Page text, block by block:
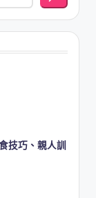
技巧、親人訓